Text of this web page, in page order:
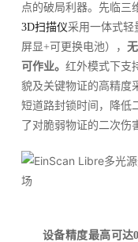
点的破局利器。先临三
3D扫描仪采用一体式轻
屏显+可更换电池），
可作业。 红外模式下支
貌及关键物证的高精度
短道路封锁时间，降低
了对脆弱物证的二次伤
设备精度最高可达